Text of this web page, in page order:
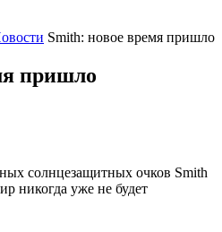
Smith: новое время пришло
пришло
солнцезащитных очков Smith
никогда уже не будет